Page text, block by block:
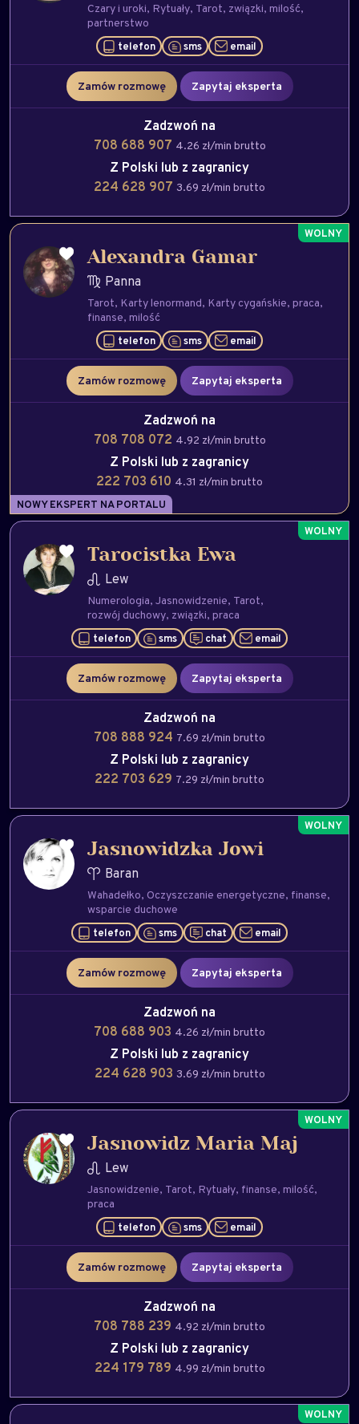
Czary i uroki Rytuały Tarot związki milość
partnerstwo
telefon sms email
Zamów rozmowę Zapytaj eksperta
Zadzwoń na
708 688 907 4.26 zł/min brutto
Z Polski lub z zagranicy
224 628 907 3.69 zł/min brutto
Alexandra Gamar
Panna
Tarot Karty lenormand Karty cygańskie praca
finanse milość
telefon sms email
Zamów rozmowę Zapytaj eksperta
Zadzwoń na
708 708 072 4.92 zł/min brutto
Z Polski lub z zagranicy
222 703 610 4.31 zł/min brutto
NOWY EKSPERT NA PORTALU
Tarocistka Ewa
Lew
Numerologia Jasnowidzenie Tarot
rozwój duchowy związki praca
telefon sms chat email
Zamów rozmowę Zapytaj eksperta
Zadzwoń na
708 888 924 7.69 zł/min brutto
Z Polski lub z zagranicy
222 703 629 7.29 zł/min brutto
Jasnowidzka Jowi
Baran
Wahadełko Oczyszczanie energetyczne finanse
wsparcie duchowe
telefon sms chat email
Zamów rozmowę Zapytaj eksperta
Zadzwoń na
708 688 903 4.26 zł/min brutto
Z Polski lub z zagranicy
224 628 903 3.69 zł/min brutto
Jasnowidz Maria Maj
Lew
Jasnowidzenie Tarot Rytuały finanse milość
praca
telefon sms email
Zamów rozmowę Zapytaj eksperta
Zadzwoń na
708 788 239 4.92 zł/min brutto
Z Polski lub z zagranicy
224 179 789 4.99 zł/min brutto